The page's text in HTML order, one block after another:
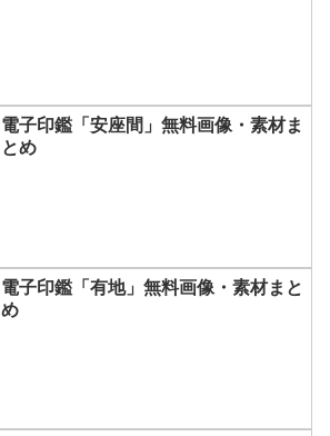
電子印鑑「安座間」無料画像・素材ま
とめ
電子印鑑「有地」無料画像・素材まと
め